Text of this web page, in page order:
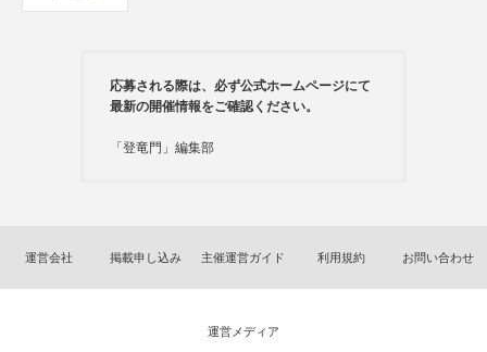
応募される際は、必ず公式ホームページにて
最新の開催情報をご確認ください。
「登竜門」編集部
運営会社 掲載申し込み 主催運営ガイド 利用規約 お問い合わせ
運営メディア